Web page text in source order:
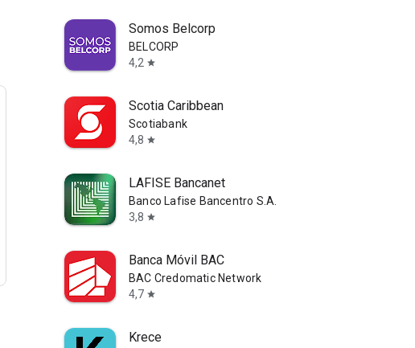
Somos Belcorp
BELCORP
4,2 star
Scotia Caribbean
Scotiabank
4,8 star
LAFISE Bancanet
Banco Lafise Bancentro S.A.
3,8 star
Banca Móvil BAC
BAC Credomatic Network
4,7 star
Krece